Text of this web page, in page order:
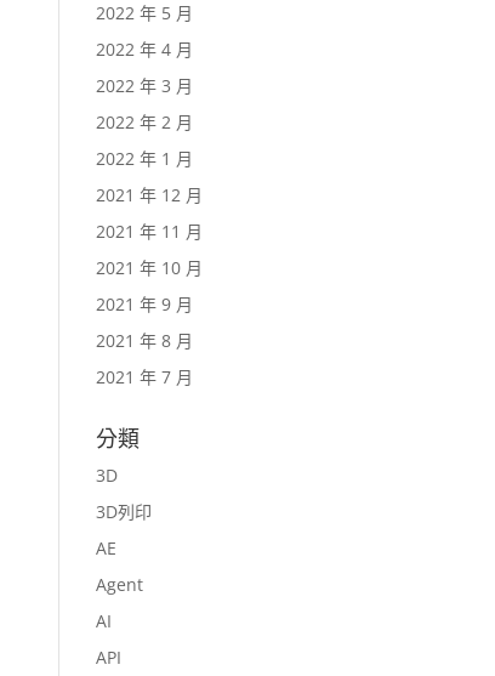
2022 年 5 月
2022 年 4 月
2022 年 3 月
2022 年 2 月
2022 年 1 月
2021 年 12 月
2021 年 11 月
2021 年 10 月
2021 年 9 月
2021 年 8 月
2021 年 7 月
分類
3D
3D列印
AE
Agent
AI
API